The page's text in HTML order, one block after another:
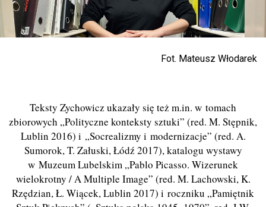
Fot. Mateusz Włodarek
Teksty Zychowicz ukazały się też m.in. w tomach
zbiorowych „Polityczne konteksty sztuki” (red. M. Stępnik,
Lublin 2016) i „Socrealizmy i modernizacje” (red. A.
Sumorok, T. Załuski, Łódź 2017), katalogu wystawy
w Muzeum Lubelskim „Pablo Picasso. Wizerunek
wielokrotny / A Multiple Image” (red. M. Lachowski, K.
Rzędzian, Ł. Wiącek, Lublin 2017) i roczniku „Pamiętnik